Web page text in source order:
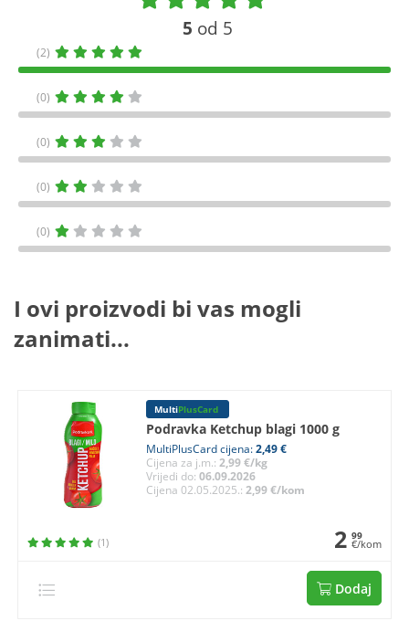
5 od 5
(2)
(0)
(0)
(0)
(0)
I ovi proizvodi bi vas mogli
zanimati...
MultiPlusCard
Podravka Ketchup blagi 1000 g
MultiPlusCard cijena:2,49 €
Cijena za j.m.:2,99 €/kg
Vrijedi do:06.09.2026
Cijena 02.05.2025.:2,99 €/kom
(1) 2 99
€/kom
Dodaj